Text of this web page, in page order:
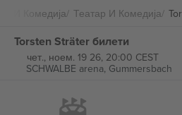
И Комедија Театар И Комедија
Torsten Sträter билети
чет., ноем. 19 26, 20:00 CEST
SCHWALBE arena, Gummersbach